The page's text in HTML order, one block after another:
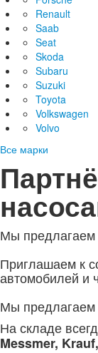
Renault
Saab
Seat
Skoda
Subaru
Suzuki
Toyota
Volkswagen
Volvo
Все марки
Мы предлагаем
Приглашаем к
автомобилей и
Мы предлагаем
На складе
Messmer,